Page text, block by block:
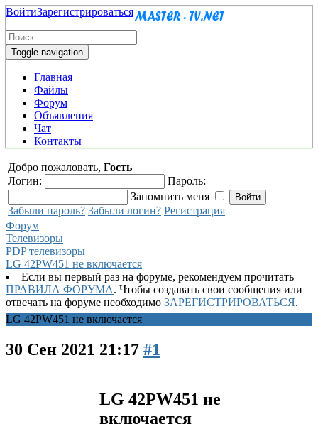
ВойтиЗарегистрироваться
Toggle navigation
Главная
Файлы
Форум
Объявления
Чат
Контакты
Добро пожаловать, Гость
Логин:
Пароль:
Запомнить меня
Забыли пароль? Забыли логин? Регистрация
Форум
Телевизоры
PDP телевизоры
LG 42PW451 не включается
Если вы первый раз на форуме, рекомендуем прочитать
ПРАВИЛА ФОРУМА. Чтобы создавать свои сообщения или
отвечать на форуме необходимо ЗАРЕГИСТРИРОВАТЬСЯ.
LG 42PW451 не включается
30 Сен 2021 21:17 #1
LG 42PW451 не
включается